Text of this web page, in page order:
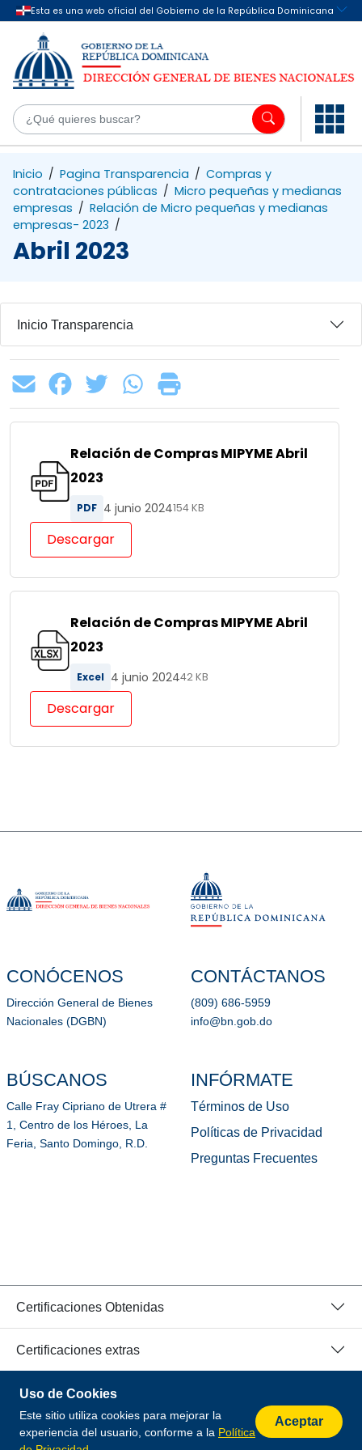
Saltar al contenido principal
Inicio / Pagina Transparencia / Compras y
contrataciones públicas / Micro pequeñas y medianas
empresas / Relación de Micro pequeñas y medianas
empresas- 2023 /
Abril 2023
Inicio Transparencia
Relación de Compras MIPYME Abril
2023
PDF 4 junio 2024154 KB
Descargar
Relación de Compras MIPYME Abril
2023
Excel 4 junio 202442 KB
Descargar
CONÓCENOS
Dirección General de Bienes
Nacionales (DGBN)
BÚSCANOS
Calle Fray Cipriano de Utrera #
1, Centro de los Héroes, La
Feria, Santo Domingo, R.D.
CONTÁCTANOS
(809) 686-5959
info@bn.gob.do
INFÓRMATE
Términos de Uso
Políticas de Privacidad
Preguntas Frecuentes
Certificaciones Obtenidas
Certificaciones extras
© 2026 Todos los Derechos Reservados.
Desarrollado por
Uso de Cookies
Este sitio utiliza cookies para mejorar la
experiencia del usuario, conforme a la Política
Aceptar